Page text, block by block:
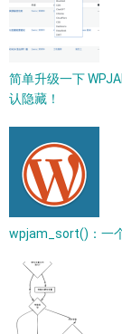
简单升级一下
认隐藏！
wpjam_sort()：一